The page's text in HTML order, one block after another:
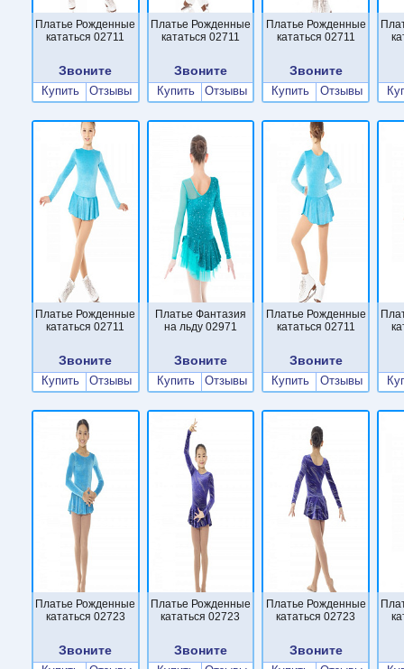
Платье Рожденные
кататься 02711
Звоните
Купить Отзывы
Платье Рожденные
кататься 02711
Звоните
Купить Отзывы
Платье Рожденные
кататься 02711
Звоните
Купить Отзывы
Платье Рожденные
кататься 02711
Звоните
Купить Отзывы
Платье Фантазия
на льду 02971
Звоните
Купить Отзывы
Платье Рожденные
кататься 02711
Звоните
Купить Отзывы
Платье Рожденные
кататься 02723
Звоните
Платье Рожденные
кататься 02723
Звоните
Платье Рожденные
кататься 02723
Звоните